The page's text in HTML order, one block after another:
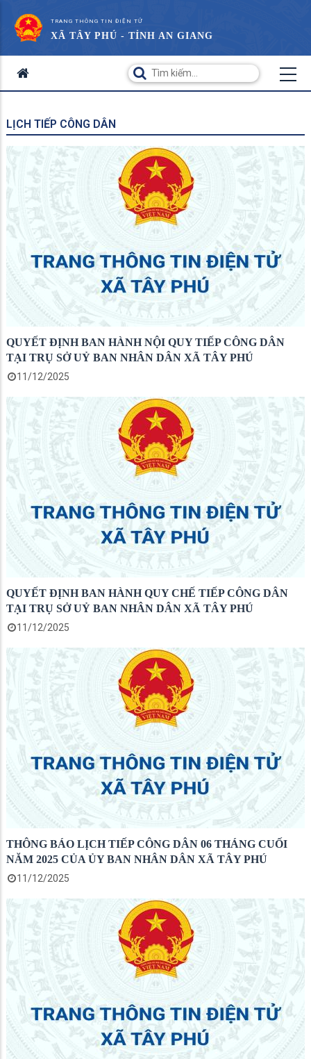
TRANG THÔNG TIN ĐIỆN TỬ
XÃ TÂY PHÚ - TỈNH AN GIANG
LỊCH TIẾP CÔNG DÂN
QUYẾT ĐỊNH BAN HÀNH NỘI QUY TIẾP CÔNG DÂN
TẠI TRỤ SỞ UỶ BAN NHÂN DÂN XÃ TÂY PHÚ
11/12/2025
QUYẾT ĐỊNH BAN HÀNH QUY CHẾ TIẾP CÔNG DÂN
TẠI TRỤ SỞ UỶ BAN NHÂN DÂN XÃ TÂY PHÚ
11/12/2025
THÔNG BÁO LỊCH TIẾP CÔNG DÂN 06 THÁNG CUỐI
NĂM 2025 CỦA ỦY BAN NHÂN DÂN XÃ TÂY PHÚ
11/12/2025